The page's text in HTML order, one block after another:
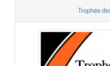
Trophée